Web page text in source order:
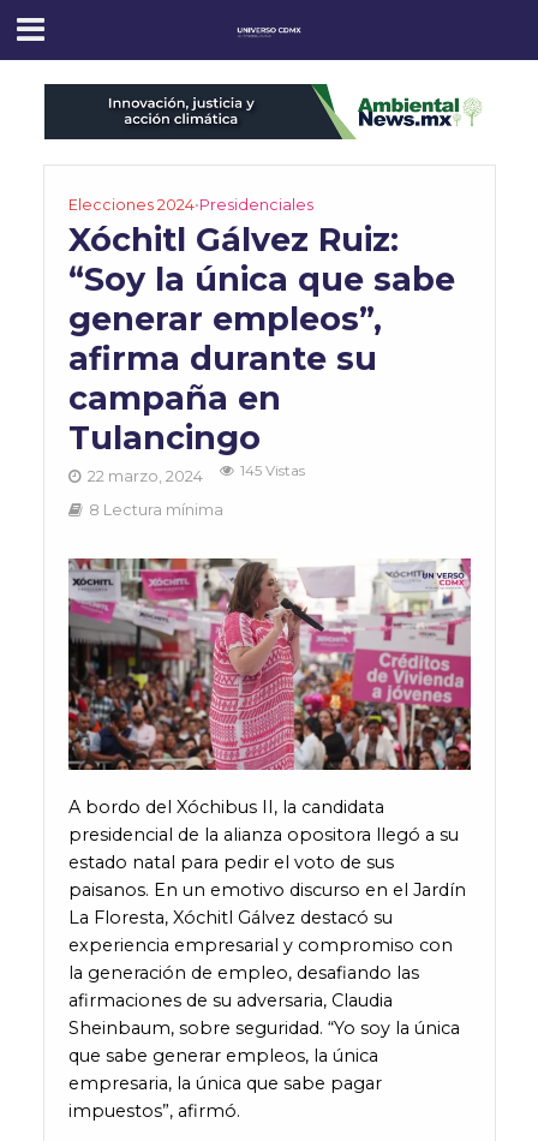
Elecciones 2024•Presidenciales
Xóchitl Gálvez Ruiz:
“Soy la única que sabe
generar empleos”,
afirma durante su
campaña en
Tulancingo
22 marzo, 2024 145 Vistas
8 Lectura mínima
A bordo del Xóchibus II, la candidata
presidencial de la alianza opositora llegó a su
estado natal para pedir el voto de sus
paisanos. En un emotivo discurso en el Jardín
La Floresta, Xóchitl Gálvez destacó su
experiencia empresarial y compromiso con
la generación de empleo, desafiando las
afirmaciones de su adversaria, Claudia
Sheinbaum, sobre seguridad. “Yo soy la única
que sabe generar empleos, la única
empresaria, la única que sabe pagar
impuestos”, afirmó.